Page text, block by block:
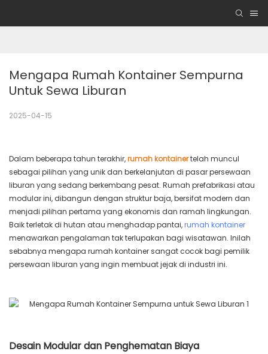
Mengapa Rumah Kontainer Sempurna
Untuk Sewa Liburan
2025-04-15
Dalam beberapa tahun terakhir,rumah kontainertelah muncul
sebagai pilihan yang unik dan berkelanjutan di pasar persewaan
liburan yang sedang berkembang pesat. Rumah prefabrikasi atau
modular ini, dibangun dengan struktur baja, bersifat modern dan
menjadi pilihan pertama yang ekonomis dan ramah lingkungan.
Baik terletak di hutan atau menghadap pantai,rumah kontainer
menawarkan pengalaman tak terlupakan bagi wisatawan. Inilah
sebabnya mengapa rumah kontainer sangat cocok bagi pemilik
persewaan liburan yang ingin membuat jejak di industri ini.
Desain Modular dan Penghematan Biaya